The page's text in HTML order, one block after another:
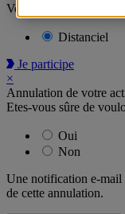
Vous recevrez un lien
Distanciel
Je participe
×
Annulation de votre
Etes-vous sûre de
Oui
Non
Une notification e-mail
de cette annulation.